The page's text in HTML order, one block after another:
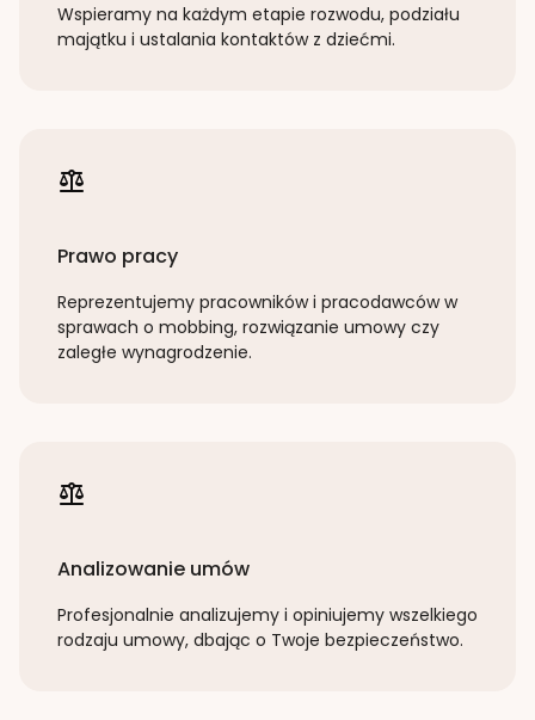
Wspieramy na każdym etapie rozwodu, podziału
majątku i ustalania kontaktów z dziećmi.
Prawo pracy
Reprezentujemy pracowników i pracodawców w
sprawach o mobbing, rozwiązanie umowy czy
zaległe wynagrodzenie.
Analizowanie umów
Profesjonalnie analizujemy i opiniujemy wszelkiego
rodzaju umowy, dbając o Twoje bezpieczeństwo.